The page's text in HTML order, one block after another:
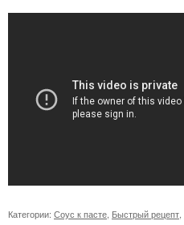
Категории: Соус к пасте Быстрый рецепт